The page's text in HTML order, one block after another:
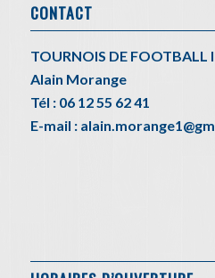
CONTACT
TOURNOIS DE FOOTBALL
Alain Morange
Tél : 06 12 55 62 41
E-mail :